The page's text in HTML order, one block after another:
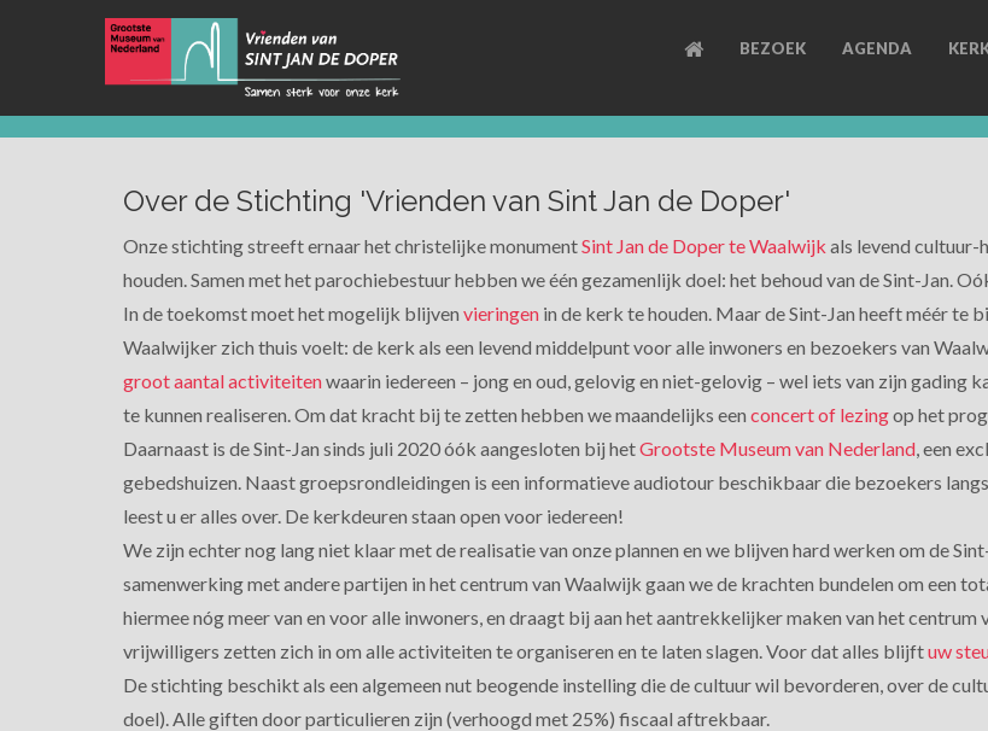
BEZOEK AGENDA
Over de Stichting 'Vrienden van Sint Jan de Doper'
Onze stichting streeft ernaar het christelijke monumentSint Jan de Doper te Waalwijk als levend cultuur-
houden. Samen met het parochiebestuur hebben we één gezamenlijk doel: het behoud van de Sint-Jan.
In de toekomst moet het mogelijk blijven vieringen in de kerk te houden. Maar de Sint-Jan heeft méér te
Waalwijker zich thuis voelt: de kerk als een levend middelpunt voor alle inwoners en bezoekers van
groot aantal activiteitenwaarin iedereen – jong en oud, gelovig en niet-gelovig – wel iets van zijn
te kunnen realiseren. Om dat kracht bij te zetten hebben we maandelijks een concert of lezingop het
Daarnaast is de Sint-Jan sinds juli 2020 óók aangesloten bij hetGrootste Museum van Nederland, een
gebedshuizen. Naast groepsrondleidingen is een informatieve audiotour beschikbaar die bezoekers
leest u er alles over. De kerkdeuren staan open voor iedereen!
We zijn echter nog lang niet klaar met de realisatie van onze plannen en we blijven hard werken om de
samenwerking met andere partijen in het centrum van Waalwijk gaan we de krachten bundelen om een
hiermee nóg meer van en voor alle inwoners, en draagt bij aan het aantrekkelijker maken van het
vrijwilligers zetten zich in om alle activiteiten te organiseren en te laten slagen. Voor dat alles blijftuw
De stichting beschikt als een algemeen nut beogende instelling die de cultuur wil bevorderen, over de
doel). Alle giften door particulieren zijn (verhoogd met 25%) fiscaal aftrekbaar.